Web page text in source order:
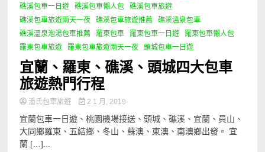
礁溪包車一日遊
礁溪包車懶人包
礁溪包車旅遊
礁溪包車旅遊兩天一夜
礁溪包車旅遊推薦
礁溪溫泉包車
礁溪溫泉泡湯包車推薦
羅東包車 羅東包車一日遊
羅東包車懶人包
羅東包車旅遊
羅東包車旅遊兩天一夜 頭城包車一日遊
宜蘭、羅東、礁溪、頭城四大包車
旅遊熱門行程
潘氏包車旅遊 2 1 月, 2019
宜蘭包車一日遊、桃園機場接送、頭城、礁溪、宜蘭、員山、
大同鄉羅東、五結鄉、冬山、蘇澳、東澳、南澳鄉出發。 宜
蘭 […]...